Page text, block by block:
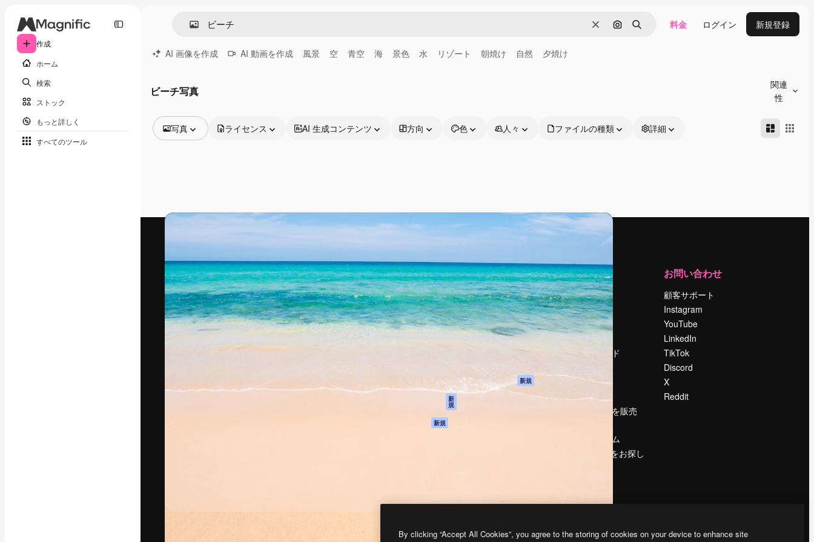
作成
ホーム
検索
ストック
もっと詳しく
すべてのツール
消去 画像で検索
検索 料金 ログイン 新規登録
AI 画像を作成 AI 動画を作成 風景 空 青空 海 景色 水 リゾート 朝焼け 自然 夕焼け
ビーチ写真
関連
性
写真
動画
動画テンプレート
アイコン
3D モデル
フォント
ライセンス AI 生成コンテンツ 方向 色 人々 ファイルの種類 詳細
最高のクリエイティブ制作を導くためのプラ
ットフォーム。クリエイター、企業、代理
店、スタジオを含む100万人以上が利用して
います。
日本語
製品
Spaces
AI アシスタント
AI 画像生成ツール
ストックコンテン
Claude/ChatGPT 新
規
新規
はじめに
Academy
ドキュメント
サポート
利用規約
プライバシーポリ
シー
オリジナル 新規
クッキーポリシー
運営
料金
会社概要
Reviews
採用情報
検索トレンド
イベント
Slidesgo
コンテンツを販売
プレスルーム
magnific.aiをお探し
お問い合わせ
顧客サポート
Instagram
YouTube
LinkedIn
TikTok
Discord
X
Reddit
By clicking “Accept All Cookies”, you agree to the storing of cookies on your device to enhance site